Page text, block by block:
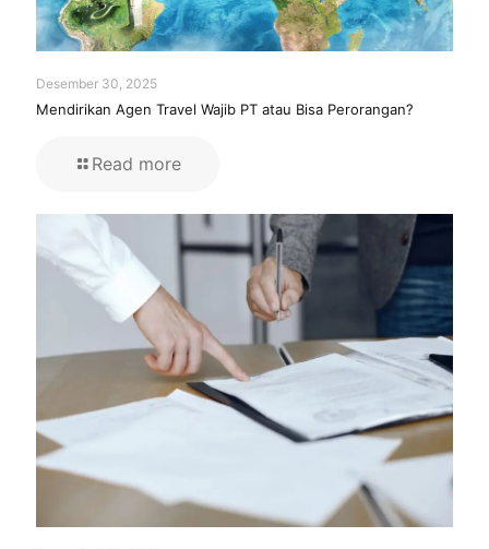
Desember 30, 2025
Mendirikan Agen Travel Wajib PT atau Bisa Perorangan?
Read more